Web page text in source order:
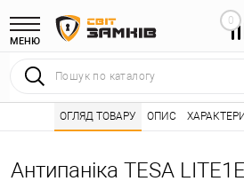
МЕНЮ
0
Інтернет магазин замків • Каталог
Антипаніка TESA
ОГЛЯД ТОВАРУ ОПИС